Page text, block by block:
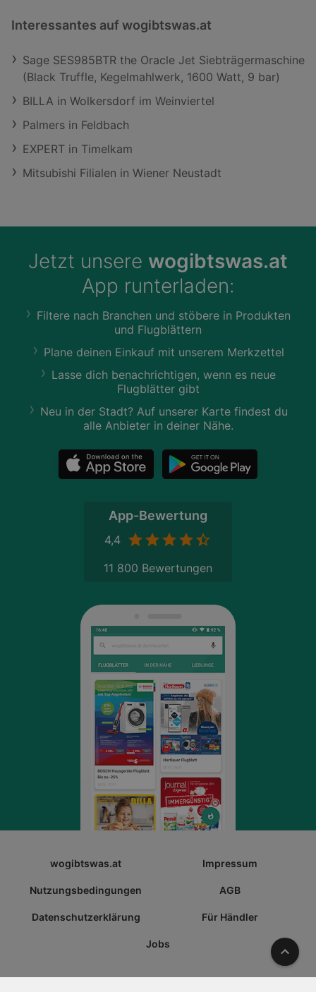
Interessantes auf wogibtswas.at
Sage SES985BTR the Oracle Jet Siebträgermaschine
(Black Truffle, Kegelmahlwerk, 1600 Watt, 9 bar)
BILLA in Wolkersdorf im Weinviertel
Palmers in Feldbach
EXPERT in Timelkam
Mitsubishi Filialen in Wiener Neustadt
Jetzt unsere wogibtswas.at
App runterladen:
Filtere nach Branchen und stöbere in Produkten
und Flugblättern
Plane deinen Einkauf mit unserem Merkzettel
Lasse dich benachrichtigen, wenn es neue
Flugblätter gibt
Neu in der Stadt? Auf unserer Karte findest du
alle Anbieter in deiner Nähe.
App-Bewertung
4,4
11 800 Bewertungen
wogibtswas.at Impressum
Nutzungsbedingungen AGB
Datenschutzerklärung Für Händler
Jobs Nach